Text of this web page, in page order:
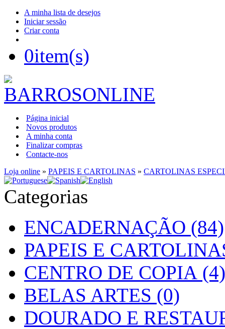
A minha lista de desejos
Iniciar sessão
Criar conta
0item(s)
Página inicial
Novos produtos
A minha conta
Finalizar compras
Contacte-nos
Loja online » PAPEIS E CARTOLINAS » CARTOLINAS
Categorias
ENCADERNAÇÃO (84)
PAPEIS E
CENTRO DE COPIA (4)
BELAS ARTES (0)
DOURADO E